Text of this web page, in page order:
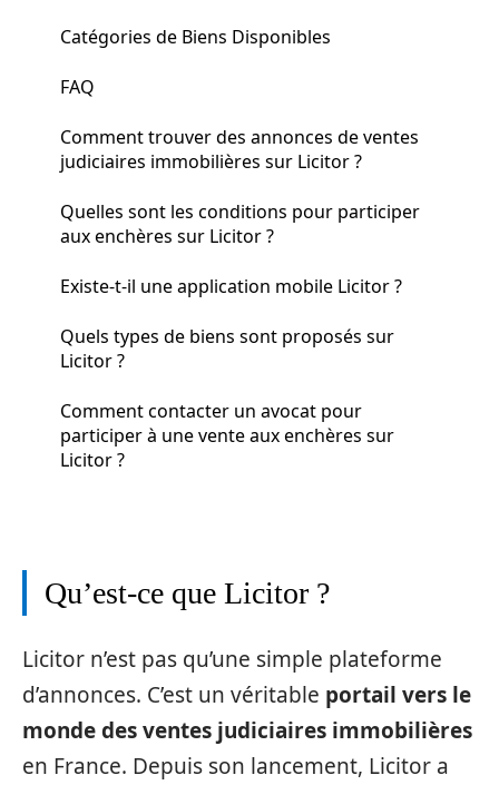
Catégories de Biens Disponibles
FAQ
Comment trouver des annonces de ventes
judiciaires immobilières sur Licitor ?
Quelles sont les conditions pour participer
aux enchères sur Licitor ?
Existe-t-il une application mobile Licitor ?
Quels types de biens sont proposés sur
Licitor ?
Comment contacter un avocat pour
participer à une vente aux enchères sur
Licitor ?
Qu’est-ce que Licitor ?
Licitor n’est pas qu’une simple plateforme
d’annonces. C’est un véritable portail vers le
monde des ventes judiciaires immobilières
en France. Depuis son lancement, Licitor a